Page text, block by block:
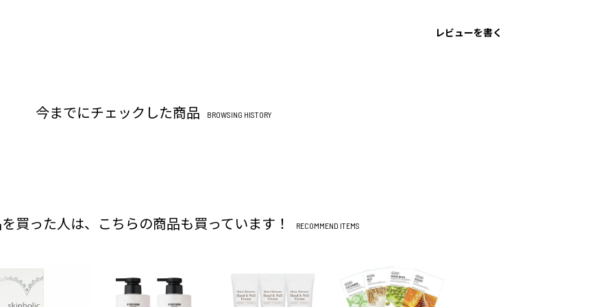
レビューを書く
今までにチェックした商品 BROWSING HISTORY
買った人は、こちらの商品も買っています！ RECOMMEND ITEMS